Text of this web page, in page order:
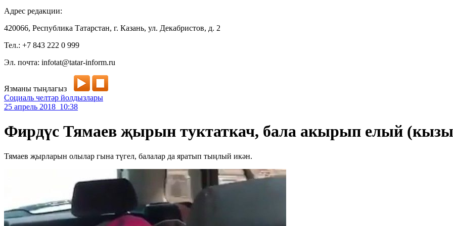
Адрес редакции:
420066, Республика Татарстан, г. Казань, ул. Декабристов, д. 2
Тел.: +7 843 222 0 999
Эл. почта: infotat@tatar-inform.ru
Язманы тыңлагыз
Социаль челтәр йолдызлары
25 апрель 2018 10:38
Фирдүс Тямаев җырын туктаткач, бала акырып елый
Тямаев җырларын олылар гына түгел, балалар да яратып тыңлый икән.